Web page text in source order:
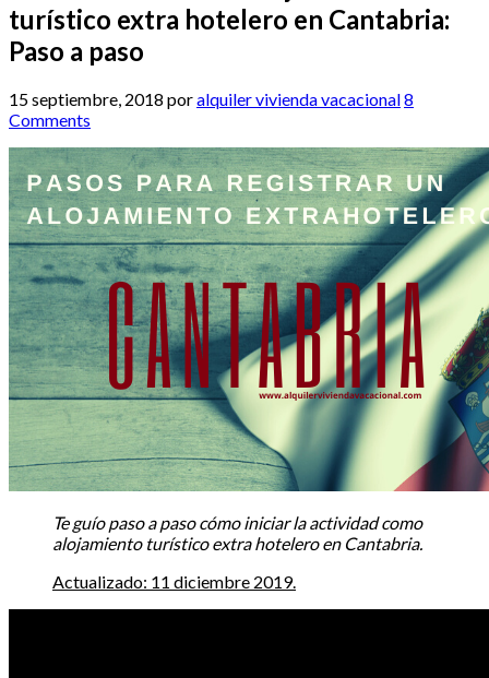
turístico extra hotelero en Cantabria:
Paso a paso
15 septiembre, 2018 poralquiler vivienda vacacional8
Comments
Te guío paso a paso cómo iniciar la actividad como
alojamiento turístico extra hotelero en Cantabria.
Actualizado: 11 diciembre 2019.